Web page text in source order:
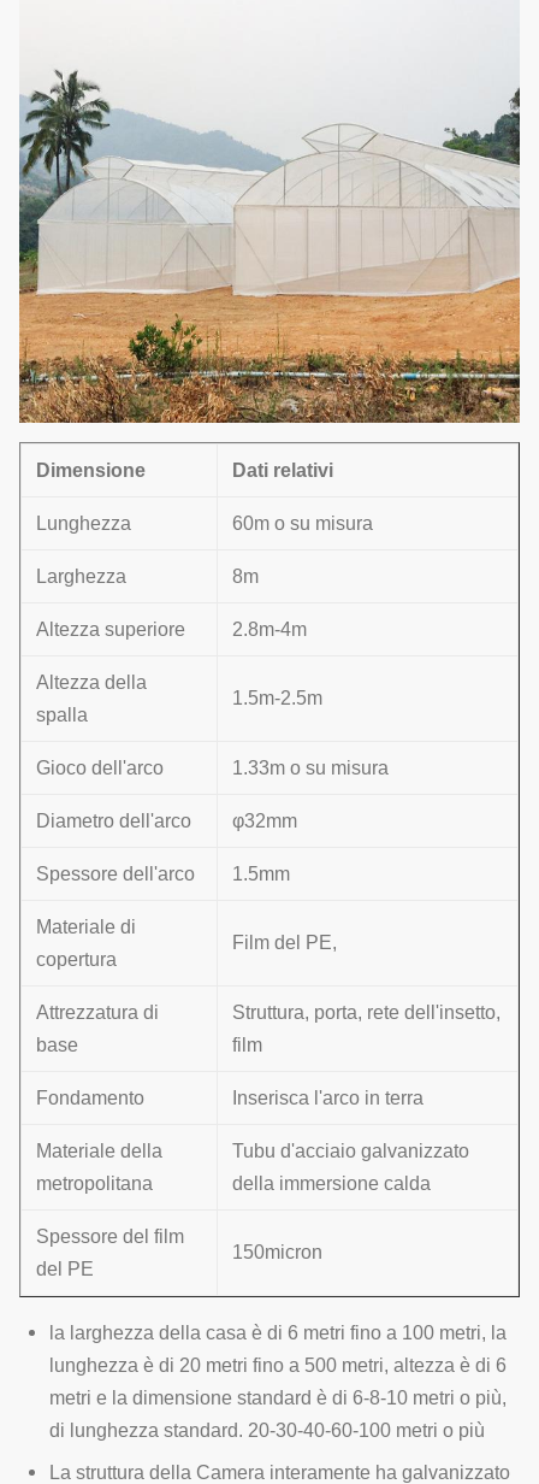
Dimensione Dati relativi
Lunghezza 60m o su misura
Larghezza 8m
Altezza superiore 2.8m-4m
Altezza della
spalla
1.5m-2.5m
Gioco dell'arco 1.33m o su misura
Diametro dell'arco φ32mm
Spessore dell'arco 1.5mm
Materiale di
copertura
Film del PE,
Attrezzatura di
base
Struttura, porta, rete dell'insetto,
film
Fondamento Inserisca l'arco in terra
Materiale della
metropolitana
Tubu d'acciaio galvanizzato
della immersione calda
Spessore del film
del PE
150micron
la larghezza della casa è di 6 metri fino a 100 metri, la
lunghezza è di 20 metri fino a 500 metri, altezza è di 6
metri e la dimensione standard è di 6-8-10 metri o più,
di lunghezza standard. 20-30-40-60-100 metri o più
La struttura della Camera interamente ha galvanizzato